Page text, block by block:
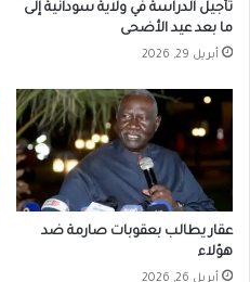
تأجيل الدراسة في ولاية سودانية إلى
ما بعد عيد الأضحى
أبريل 29, 2026
عقار يطالب بعقوبات صارمة ضد
هؤلاء
أبريل 26, 2026